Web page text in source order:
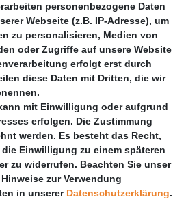
personenbezogene Daten
Webseite (z.B. IP-Adresse), um
zu personalisieren, Medien von
oder Zugriffe auf unsere Website
erfolgt erst durch
diese Daten mit Dritten, die wir
mit Einwilligung oder aufgrund
erfolgen. Die Zustimmung
werden. Es besteht das Recht,
Einwilligung zu einem späteren
zu widerrufen. Beachten Sie unser
zur Verwendung
in unserer Daten­schutz­erklärung.